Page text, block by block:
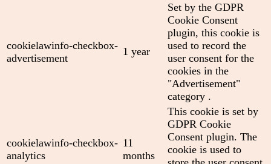
cookielawinfo-checkbox-
advertisement
1 year
Set by the GDPR
Cookie Consent
plugin, this cookie is
used to record the
user consent for the
cookies in the
"Advertisement"
category .
cookielawinfo-checkbox-
analytics
11
months
This cookie is set by
GDPR Cookie
Consent plugin. The
cookie is used to